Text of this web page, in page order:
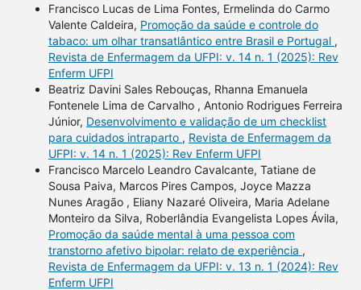
Francisco Lucas de Lima Fontes, Ermelinda do Carmo
Valente Caldeira, Promoção da saúde e controle do
tabaco: um olhar transatlântico entre Brasil e Portugal ,
Revista de Enfermagem da UFPI: v. 14 n. 1 (2025): Rev
Enferm UFPI
Beatriz Davini Sales Rebouças, Rhanna Emanuela
Fontenele Lima de Carvalho , Antonio Rodrigues Ferreira
Júnior, Desenvolvimento e validação de um checklist
para cuidados intraparto , Revista de Enfermagem da
UFPI: v. 14 n. 1 (2025): Rev Enferm UFPI
Francisco Marcelo Leandro Cavalcante, Tatiane de
Sousa Paiva, Marcos Pires Campos, Joyce Mazza
Nunes Aragão , Eliany Nazaré Oliveira, Maria Adelane
Monteiro da Silva, Roberlândia Evangelista Lopes Ávila,
Promoção da saúde mental à uma pessoa com
transtorno afetivo bipolar: relato de experiência ,
Revista de Enfermagem da UFPI: v. 13 n. 1 (2024): Rev
Enferm UFPI